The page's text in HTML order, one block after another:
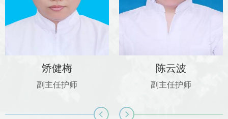
矫健梅
副主任护师
陈云波
副主任护师